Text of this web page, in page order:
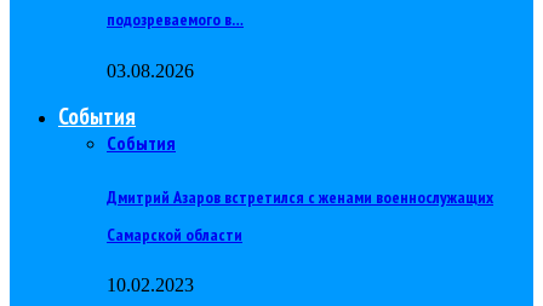
подозреваемого в…
03.08.2026
События
События
Дмитрий Азаров встретился с женами военнослужащих
Самарской области
10.02.2023